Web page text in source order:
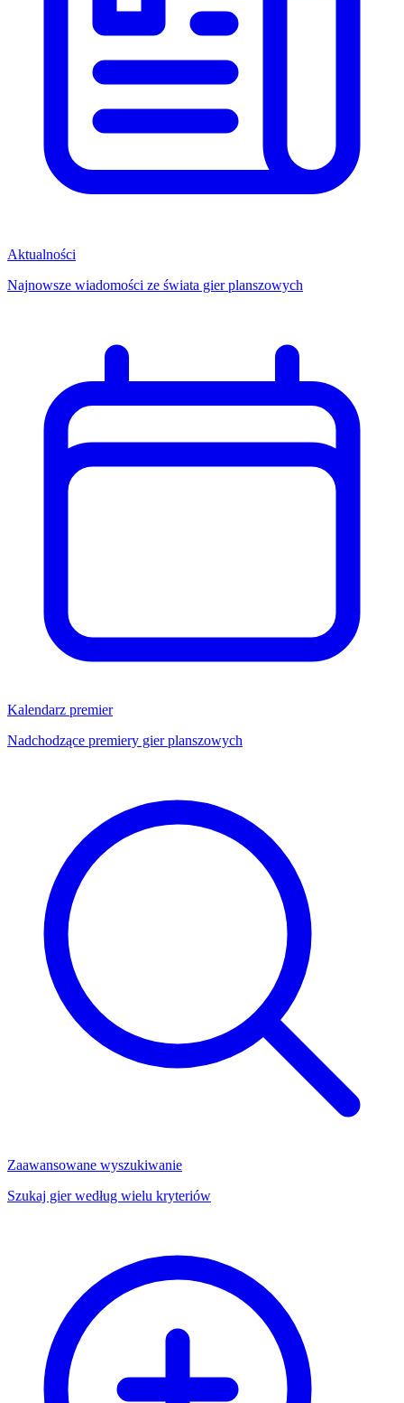
Aktualności
Najnowsze wiadomości ze świata gier planszowych
Kalendarz premier
Nadchodzące premiery gier planszowych
Zaawansowane wyszukiwanie
Szukaj gier według wielu kryteriów